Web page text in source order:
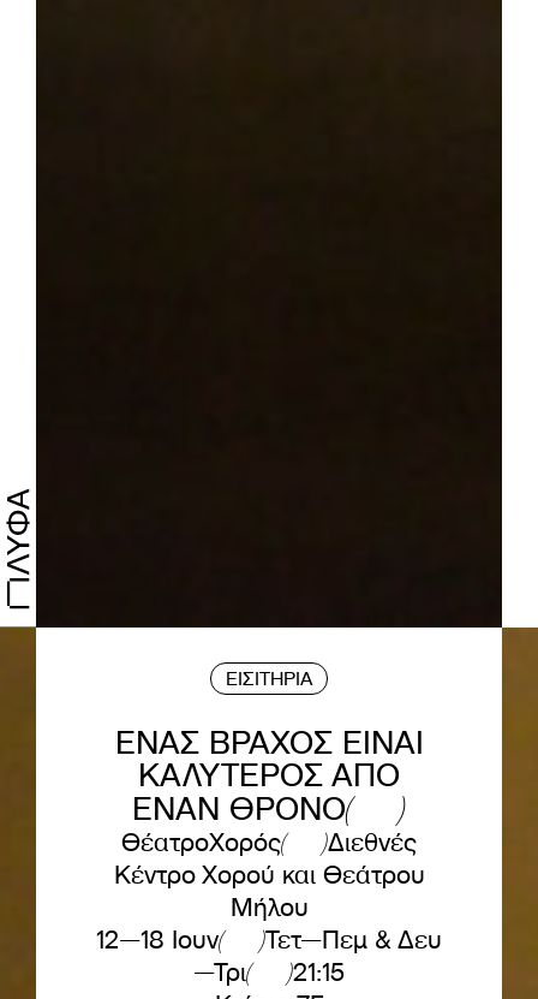
ΕΙΣΙΤΗΡΙΑ
ΕΝΑΣ ΒΡΑΧΟΣ ΕΙΝΑΙ
ΚΑΛΥΤΕΡΟΣ ΑΠΟ
ΕΝΑΝ ΘΡΟΝΟ
ΘέατροΧορός
Διεθνές
Κέντρο Χορού και Θεάτρου
Μήλου
12—18 Ιουν
Τετ—Πεμ & Δευ
—Τρι
21:15